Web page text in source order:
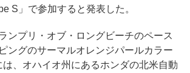
S」で参加すると発表した。
ンプリ・オブ・ロングビーチのペース
ングのサーマルオレンジパールカラー
、オハイオ州にあるホンダの北米自動